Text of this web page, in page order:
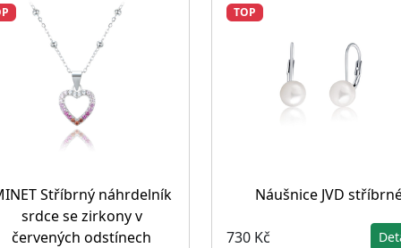
Stříbrný náhrdelník
srdce se zirkony v
červených odstínech
TOP
Náušnice JVD
730 Kč